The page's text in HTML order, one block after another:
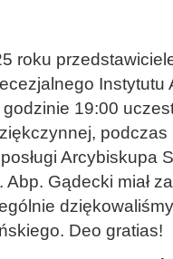
roku
Instytutu
19:00
Arcybiskupa
Gądecki miał
Deo gratias!